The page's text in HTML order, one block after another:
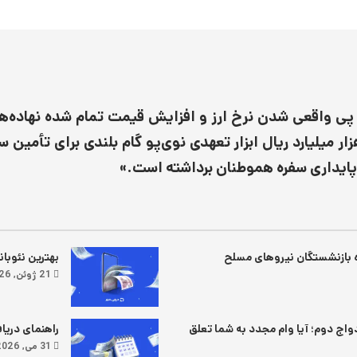
پی واقعی شدن نرخ ارز و افزایش قیمت تمام شده
اخیر با صدور بالغ بر ۱۳۴ هزار میلیارد ریال ابزار تعهدی نوی‌پو گام بلندی
سفره هموطنان برداشته است.»
بازنشستگان نیروهای مسلح بهترین
21 ژوئن, 2026
دوم؛ آیا وام مجدد به شما تعلق راهنمای دریافت وام ۱۰۰
31 می, 2026